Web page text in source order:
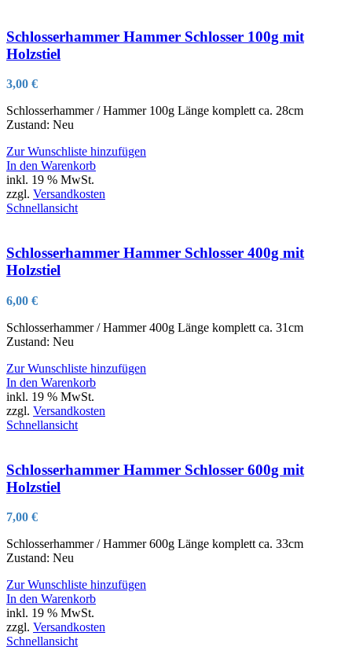
Schlosserhammer Hammer Schlosser 100g mit
Holzstiel
3,00 €
Schlosserhammer / Hammer 100g Länge komplett ca. 28cm
Zustand: Neu
Zur Wunschliste hinzufügen
In den Warenkorb
inkl. 19 % MwSt.
zzgl. Versandkosten
Schnellansicht
Schlosserhammer Hammer Schlosser 400g mit
Holzstiel
6,00 €
Schlosserhammer / Hammer 400g Länge komplett ca. 31cm
Zustand: Neu
Zur Wunschliste hinzufügen
In den Warenkorb
inkl. 19 % MwSt.
zzgl. Versandkosten
Schnellansicht
Schlosserhammer Hammer Schlosser 600g mit
Holzstiel
7,00 €
Schlosserhammer / Hammer 600g Länge komplett ca. 33cm
Zustand: Neu
Zur Wunschliste hinzufügen
In den Warenkorb
inkl. 19 % MwSt.
zzgl. Versandkosten
Schnellansicht